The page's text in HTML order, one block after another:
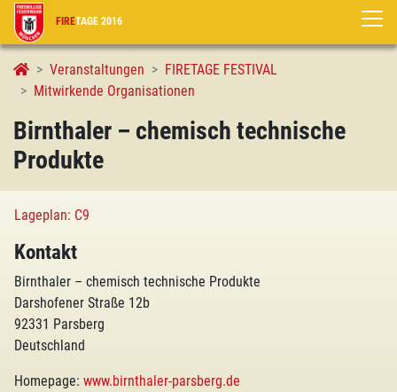
FIRETAGE 2016
Veranstaltungen
FIRETAGE FESTIVAL
Mitwirkende Organisationen
Birnthaler – chemisch technische Produkte
Birnthaler – chemisch technische
Produkte
Lageplan: C9
Kontakt
Birnthaler – chemisch technische Produkte
Darshofener Straße 12b
92331 Parsberg
Deutschland
Homepage: www.birnthaler-parsberg.de